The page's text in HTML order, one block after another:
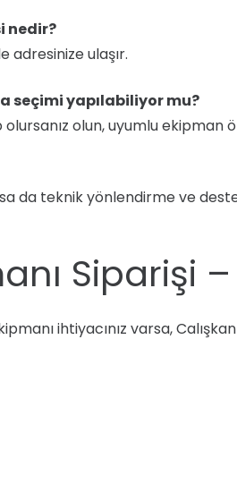
nedir?
adresinize ulaşır.
seçimi yapılabiliyor mu?
olun, uyumlu ekipman
da teknik yönlendirme ve
Siparişi
ihtiyacınız varsa,